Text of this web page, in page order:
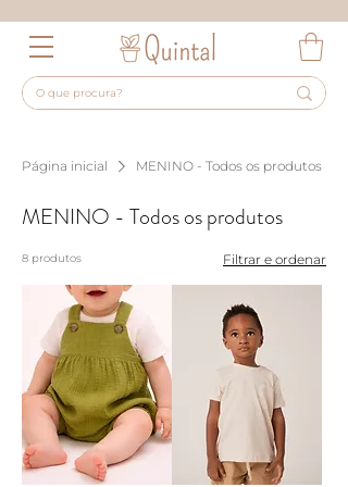
Página inicial MENINO - Todos os produtos
MENINO - Todos os produtos
8 produtos Filtrar e ordenar